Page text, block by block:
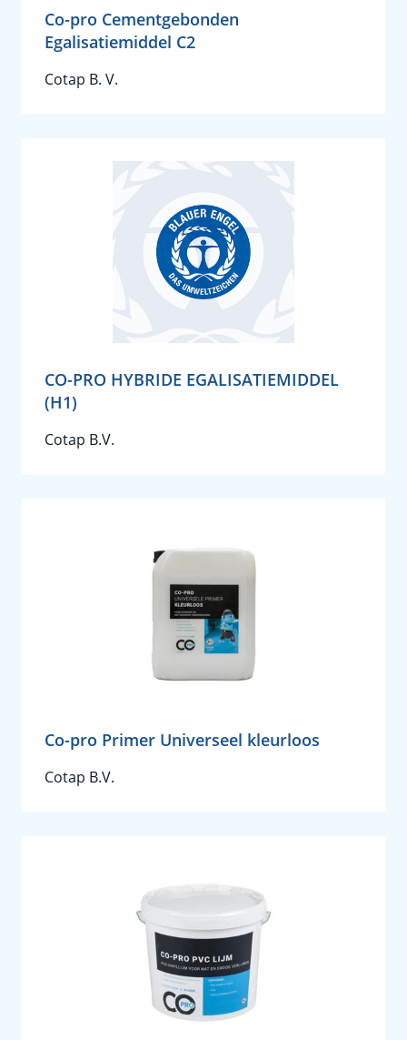
Co-pro Cementgebonden
Egalisatiemiddel C2
Cotap B. V.
CO-PRO HYBRIDE EGALISATIEMIDDEL
(H1)
Cotap B.V.
Co-pro Primer Universeel kleurloos
Cotap B.V.